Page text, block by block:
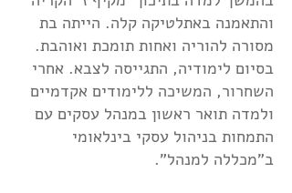
והתאמנה באתלטיקה קלה. הייתה בת
מסורה להוריה ואחות תומכת ואוהבת.
בסיום לימודיה, התגייסה לצבא. אחרי
השחרור, המשיכה ללימודים אקדמיים
ולמדה תואר ראשון במנהל עסקים עם
התמחות בניהול עסקי בינלאומי
ב"מכללה למנהל".